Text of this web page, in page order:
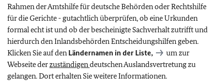
Rahmen der Amtshilfe für deutsche Behörden oder Rechtshilfe
für die Gerichte - gutachtlich überprüfen, ob eine Urkunden
formal echt ist und ob der bescheinigte Sachverhalt zutrifft und
hierdurch den Inlandsbehörden Entscheidungshilfen geben.
Klicken Sie auf den Ländernamen in der Liste,
um zur
Webseite derzuständigendeutschen Auslandsvertretung zu
gelangen. Dort erhalten Sie weitere Informationen.